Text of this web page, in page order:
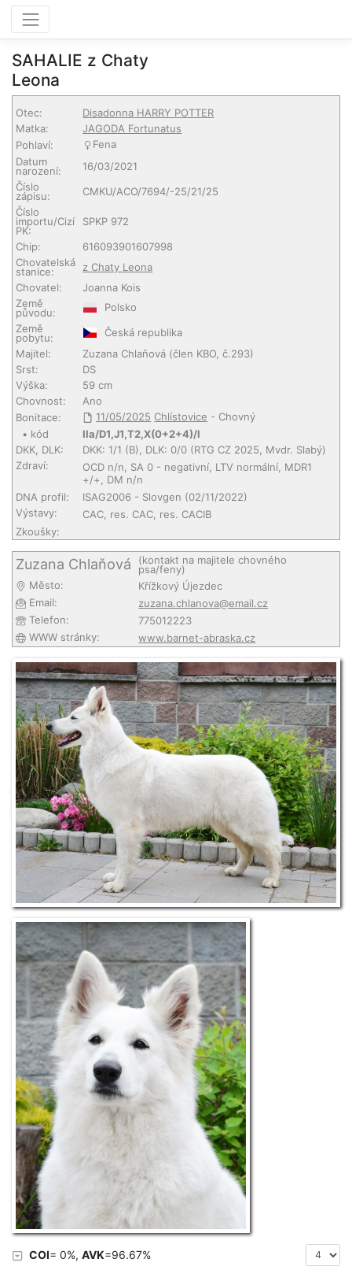
SAHALIE z Chaty
Leona
Otec:
Disadonna HARRY POTTER
Matka:
JAGODA Fortunatus
Pohlaví:
Fena
Datum
narození:
16/03/2021
Číslo
zápisu:
CMKU/ACO/7694/-25/21/25
Číslo
importu/Cizí
PK:
SPKP 972
Chip:
616093901607998
Chovatelská
stanice:
z Chaty Leona
Chovatel:
Joanna Kois
Země
původu:
Polsko
Země
pobytu:
Česká republika
Majitel:
Zuzana Chlaňová (člen KBO, č.293)
Srst:
DS
Výška:
59 cm
Chovnost:
Ano
Bonitace:
11/05/2025 Chlístovice - Chovný
• kód
IIa/D1,J1,T2,X(0+2+4)/I
DKK, DLK:
DKK: 1/1 (B), DLK: 0/0 (RTG CZ 2025, Mvdr. Slabý)
Zdraví:
OCD n/n, SA 0 - negativní, LTV normální, MDR1
+/+, DM n/n
DNA profil:
ISAG2006 - Slovgen (02/11/2022)
Výstavy:
CAC, res. CAC, res. CACIB
Zkoušky:
Zuzana Chlaňová (kontakt na majitele chovného
psa/feny)
Město:
Křížkový Újezdec
Email:
zuzana.chlanova@email.cz
Telefon:
775012223
WWW stránky:
www.barnet-abraska.cz
COI= 0%, AVK=96.67%